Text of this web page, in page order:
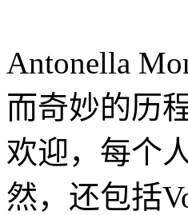
Antonella
而奇妙的历
欢迎，每个
然，还包括